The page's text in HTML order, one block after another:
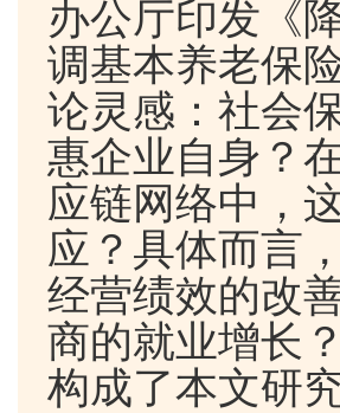
办公厅印发《
调基本养老保
论灵感：社会
惠企业自身？
应链网络中，
应？具体而言
经营绩效的改
商的就业增长
构成了本文研